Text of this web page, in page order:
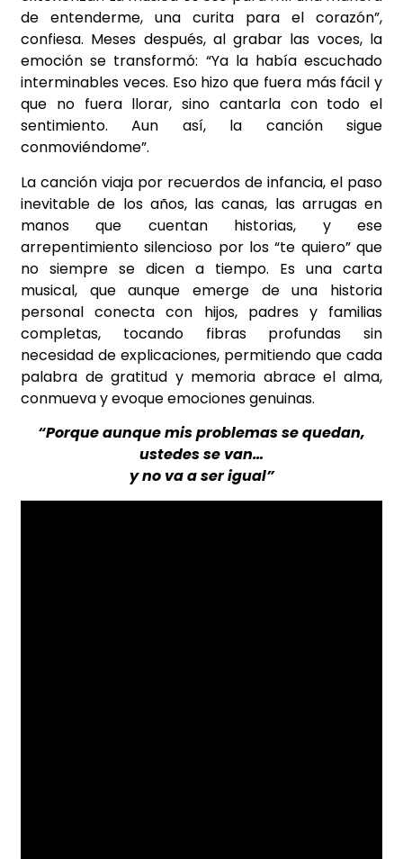
de entenderme, una curita para el corazón”,
confiesa. Meses después, al grabar las voces, la
emoción se transformó: “Ya la había escuchado
interminables veces. Eso hizo que fuera más fácil y
que no fuera llorar, sino cantarla con todo el
sentimiento. Aun así, la canción sigue
conmoviéndome”.
La canción viaja por recuerdos de infancia, el paso
inevitable de los años, las canas, las arrugas en
manos que cuentan historias, y ese
arrepentimiento silencioso por los “te quiero” que
no siempre se dicen a tiempo. Es una carta
musical, que aunque emerge de una historia
personal conecta con hijos, padres y familias
completas, tocando fibras profundas sin
necesidad de explicaciones, permitiendo que cada
palabra de gratitud y memoria abrace el alma,
conmueva y evoque emociones genuinas.
“Porque aunque mis problemas se quedan,
ustedes se van…
y no va a ser igual”